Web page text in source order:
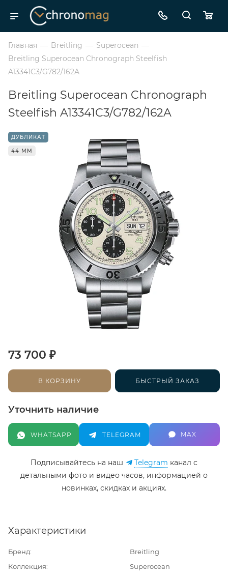
Главная — Breitling — Superocean —
Breitling Superocean Chronograph Steelfish
A13341C3/G782/162A
Breitling Superocean Chronograph
Steelfish A13341C3/G782/162A
ДУБЛИКАТ
44 ММ
73 700 ₽
В КОРЗИНУ БЫСТРЫЙ ЗАКАЗ
Уточнить наличие
WHATSAPP TELEGRAM MAX
Подписывайтесь на наш Telegram канал c
детальными фото и видео часов, информацией о
новинках, скидках и акциях.
Характеристики
Бренд
Breitling
Коллекция
Superocean